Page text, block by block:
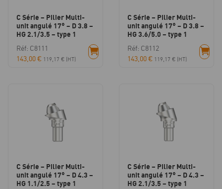
C Série – Pilier Multi-
unit angulé 17° – D 3.8 –
HG 2.1/3.5 – type 1
Réf: C8111
143,00€ 119,17 € (HT)
C Série – Pilier Multi-
unit angulé 17° – D 3.8 –
HG 3.6/5.0 – type 1
Réf: C8112
143,00€ 119,17 € (HT)
C Série – Pilier Multi-
unit angulé 17° – D 4.3 –
HG 1.1/2.5 – type 1
C Série – Pilier Multi-
unit angulé 17° – D 4.3 –
HG 2.1/3.5 – type 1